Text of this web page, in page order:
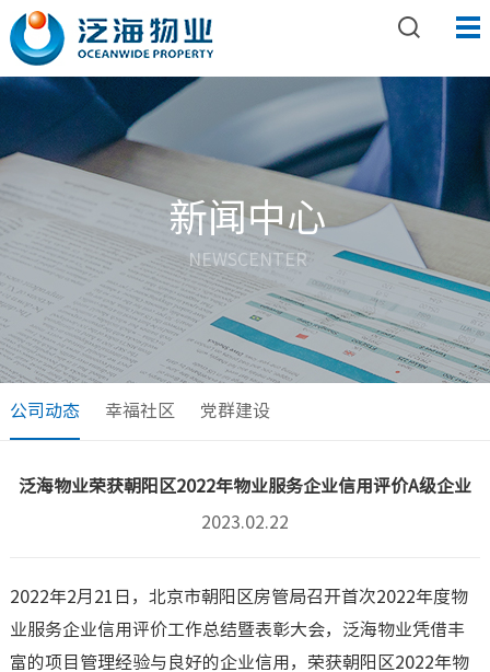
新闻中心
NEWSCENTER
公司动态 幸福社区 党群建设
泛海物业荣获朝阳区2022年物业服务企业信用评价A级企业
2023.02.22
2022年2月21日，北京市朝阳区房管局召开首次2022年度物
业服务企业信用评价工作总结暨表彰大会，泛海物业凭借丰
富的项目管理经验与良好的企业信用，荣获朝阳区2022年物